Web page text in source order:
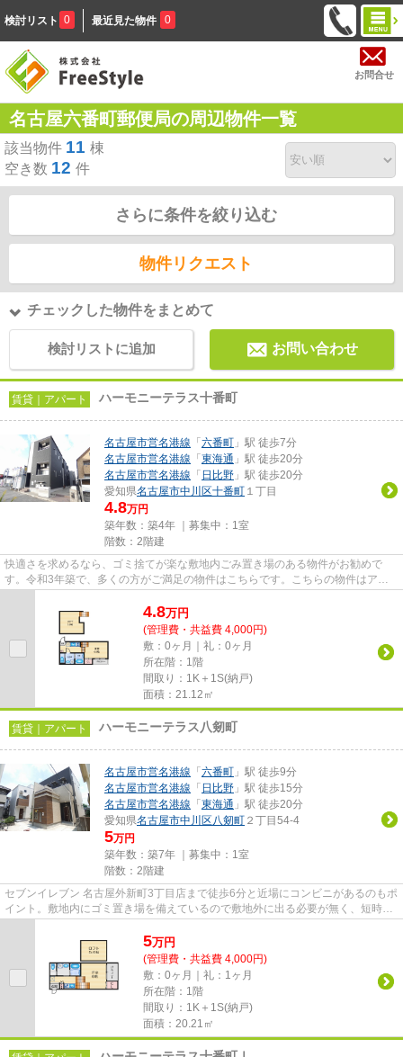
検討リスト 0 最近見た物件 0
お問合せ
名古屋六番町郵便局の周辺物件一覧
該当物件 11 棟
空き数 12 件
さらに条件を絞り込む
物件リクエスト
チェックした物件をまとめて
検討リストに追加 お問い合わせ
賃貸｜アパート ハーモニーテラス十番町
名古屋市営名港線 「 六番町 」駅 徒歩7分
名古屋市営名港線 「 東海通 」駅 徒歩20分
名古屋市営名港線 「 日比野 」駅 徒歩20分
愛知県名古屋市中川区十番町 １丁目
4.8万円
築年数：築4年 ｜募集中： 1室
階数：2階建
快適さを求めるなら、ゴミ捨てが楽な敷地内ごみ置き場のある物件がお勧めで
す。令和3年築で、多くの方がご満足の物件はこちらです。こちらの物件はアパ
4.8万円
(管理費・共益費 4,000円)
敷：0ヶ月｜礼：0ヶ月
所在階：1階
間取り：1K＋1S(納戸)
面積：21.12㎡
賃貸｜アパート ハーモニーテラス八剱町
名古屋市営名港線 「 六番町 」駅 徒歩9分
名古屋市営名港線 「 日比野 」駅 徒歩15分
名古屋市営名港線 「 東海通 」駅 徒歩20分
愛知県名古屋市中川区八剱町 ２丁目54-4
5万円
築年数：築7年 ｜募集中： 1室
階数：2階建
セブンイレブン 名古屋外新町3丁目店まで徒歩6分と近場にコンビニがあるのもポ
イント。敷地内にゴミ置き場を備えているので敷地外に出る必要が無く、短時間
5万円
(管理費・共益費 4,000円)
敷：0ヶ月｜礼：1ヶ月
所在階：1階
間取り：1K＋1S(納戸)
面積：20.21㎡